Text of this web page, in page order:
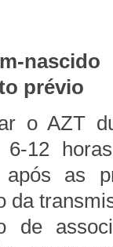
prévio
o AZT
6-12
após as
da
de